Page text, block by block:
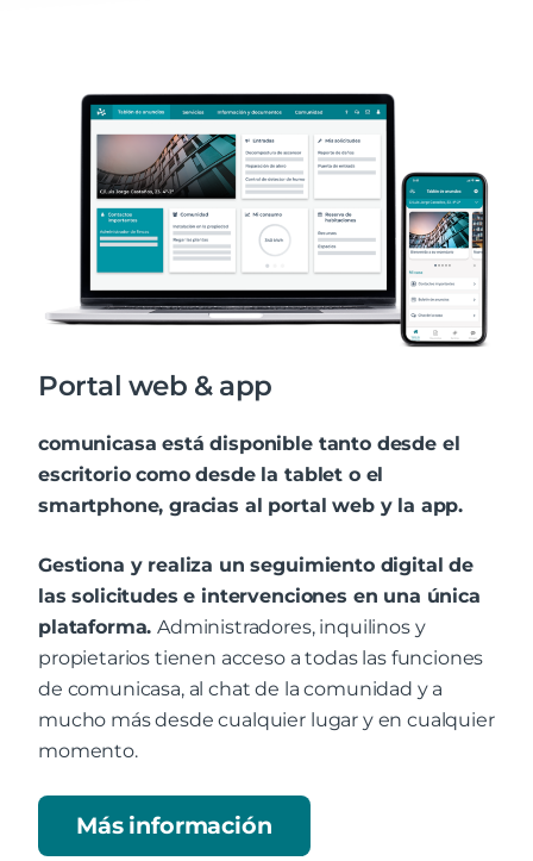
Portal web & app
comunicasa está disponible tanto desde el
escritorio como desde la tablet o el
smartphone, gracias al portal web y la app.
Gestiona y realiza un seguimiento digital de
las solicitudes e intervenciones en una única
plataforma.Administradores, inquilinos y
propietarios tienen acceso a todas las funciones
de comunicasa, al chat de la comunidad y a
mucho más desde cualquier lugar y en cualquier
momento.
Más información